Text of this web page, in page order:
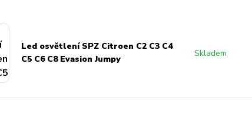
Led osvětlení SPZ Citroen C2 C3 C4
C5 C6 C8 Evasion Jumpy
Skladem